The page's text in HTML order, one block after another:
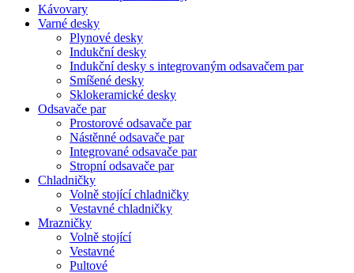
Kávovary
Varné desky
Plynové desky
Indukční desky
Indukční desky s integrovaným odsavačem par
Smíšené desky
Sklokeramické desky
Odsavače par
Prostorové odsavače par
Nástěnné odsavače par
Integrované odsavače par
Stropní odsavače par
Chladničky
Volně stojící chladničky
Vestavné chladničky
Mrazničky
Volně stojící
Vestavné
Pultové